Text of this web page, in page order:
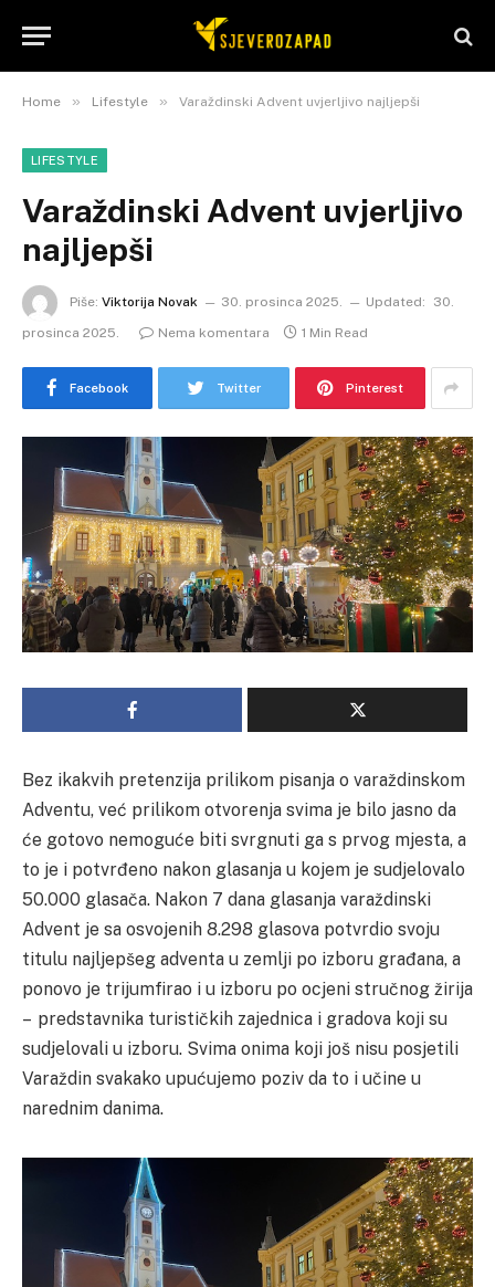
Home » Lifestyle » Varaždinski Advent uvjerljivo najljepši
LIFESTYLE
Varaždinski Advent uvjerljivo
najljepši
Piše: Viktorija Novak 30. prosinca 2025. Updated:
30.
prosinca 2025.
Nema komentara 1 Min Read
Facebook Twitter Pinterest
Bez ikakvih pretenzija prilikom pisanja o varaždinskom
Adventu, već prilikom otvorenja svima je bilo jasno da
će gotovo nemoguće biti svrgnuti ga s prvog mjesta, a
to je i potvrđeno nakon glasanja u kojem je sudjelovalo
50.000 glasača. Nakon 7 dana glasanja varaždinski
Advent je sa osvojenih 8.298 glasova potvrdio svoju
titulu najljepšeg adventa u zemlji po izboru građana, a
ponovo je trijumfirao i u izboru po ocjeni stručnog žirija
– predstavnika turističkih zajednica i gradova koji su
sudjelovali u izboru. Svima onima koji još nisu posjetili
Varaždin svakako upućujemo poziv da to i učine u
narednim danima.